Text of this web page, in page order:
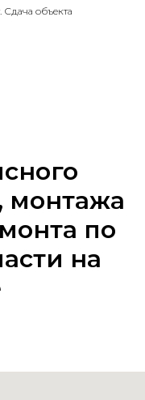
объекта
монтажа
по
на